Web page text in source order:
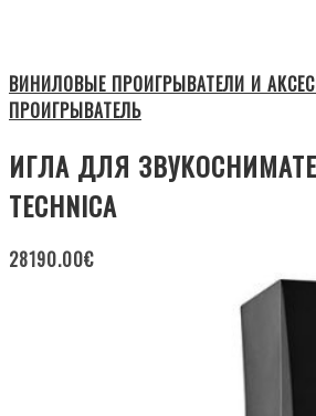
ВИНИЛОВЫЕ ПРОИГРЫВАТЕЛИ И
ПРОИГРЫВАТЕЛЬ
ИГЛА ДЛЯ
TECHNICA
28190.00€